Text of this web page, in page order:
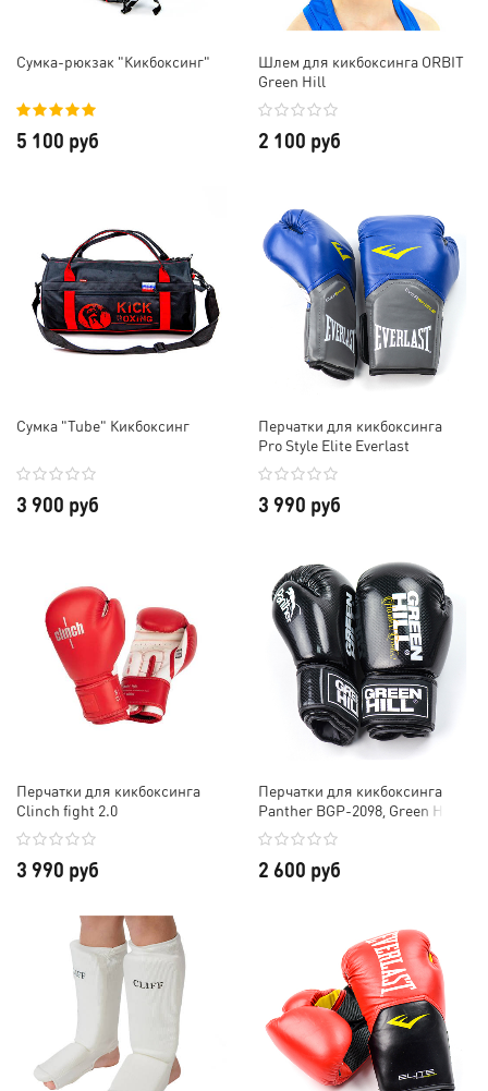
Сумка-рюкзак "Кикбоксинг"
5 100 руб
Шлем для кикбоксинга ORBIT
Green Hill
2 100 руб
Сумка "Tube" Кикбоксинг
3 900 руб
Перчатки для кикбоксинга
Pro Style Elite Everlast
3 990 руб
Перчатки для кикбоксинга
Clinch fight 2.0
3 990 руб
Перчатки для кикбоксинга
Panther BGP-2098, Green Hill
2 600 руб